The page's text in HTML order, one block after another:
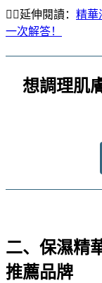
👉🏻延伸閱讀： 精華
一次解答！
想調理肌
二、保濕精
推薦品牌